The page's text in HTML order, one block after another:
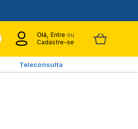
Olá, Entre ou
Cadastre-se
Teleconsulta